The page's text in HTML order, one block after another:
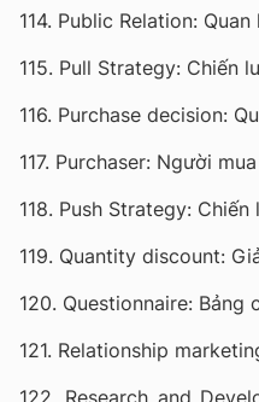
114. Public Relation:
115. Pull Strategy: Chiến
116. Purchase decision:
117. Purchaser: Người
118. Push Strategy:
119. Quantity discount:
120. Questionnaire: Bảng
121. Relationship